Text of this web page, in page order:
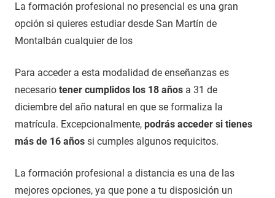
La formación profesional no presencial es una gran
opción si quieres estudiar desde San Martín de
Montalbán cualquier de los
Para acceder a esta modalidad de enseñanzas es
necesario tener cumplidos los 18 años a 31 de
diciembre del año natural en que se formaliza la
matrícula. Excepcionalmente, podrás acceder si tienes
más de 16 años si cumples algunos requicitos.
La formación profesional a distancia es una de las
mejores opciones, ya que pone a tu disposición un